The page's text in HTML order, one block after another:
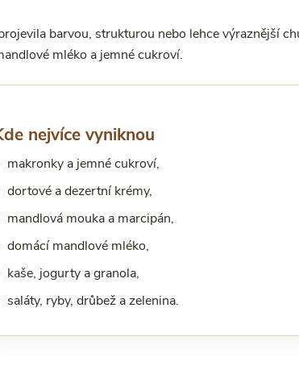
barvou, strukturou nebo lehce výraznější
mléko a jemné cukroví.
nejvíce vyniknou
makronky a jemné cukroví,
dortové a dezertní krémy,
mandlová mouka a marcipán,
domácí mandlové mléko,
kaše, jogurty a granola,
saláty, ryby, drůbež a zelenina.